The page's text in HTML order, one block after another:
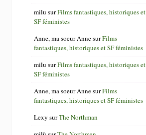
milu surFilms fantastiques, historiques et
SF féministes
Anne, ma soeur AnnesurFilms
fantastiques, historiques et SF féministes
milu surFilms fantastiques, historiques et
SF féministes
Anne, ma soeur AnnesurFilms
fantastiques, historiques et SF féministes
Lexy surThe Northman